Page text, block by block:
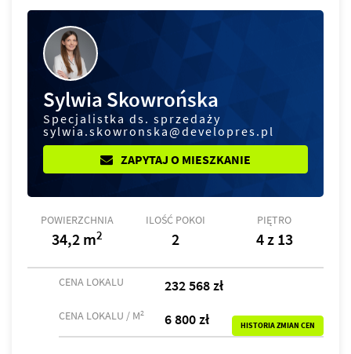
Sylwia Skowrońska
Specjalistka ds. sprzedaży
sylwia.skowronska@developres.pl
ZAPYTAJ O MIESZKANIE
POWIERZCHNIA
34,2 m2
ILOŚĆ POKOI
2
PIĘTRO
4 z 13
CENA LOKALU 232 568 zł
CENA LOKALU / M2 6 800 zł HISTORIA ZMIAN CEN